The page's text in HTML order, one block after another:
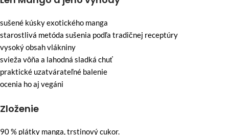
sušené kúsky exotického manga
starostlivá metóda sušenia podľa tradičnej receptúry
vysoký obsah vlákniny
svieža vôňa a lahodná sladká chuť
praktické uzatvárateľné balenie
ocenia ho aj vegáni
Zloženie
90 % plátky manga, trstinový cukor.